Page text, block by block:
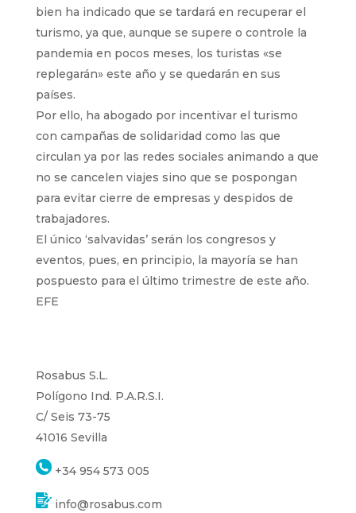
bien ha indicado que se tardará en recuperar el
turismo, ya que, aunque se supere o controle la
pandemia en pocos meses, los turistas «se
replegarán» este año y se quedarán en sus
países.
Por ello, ha abogado por incentivar el turismo
con campañas de solidaridad como las que
circulan ya por las redes sociales animando a que
no se cancelen viajes sino que se pospongan
para evitar cierre de empresas y despidos de
trabajadores.
El único ‘salvavidas’ serán los congresos y
eventos, pues, en principio, la mayoría se han
pospuesto para el último trimestre de este año.
EFE
Rosabus S.L.
Polígono Ind. P.A.R.S.I.
C/ Seis 73-75
41016 Sevilla
+34 954 573 005
info@rosabus.com